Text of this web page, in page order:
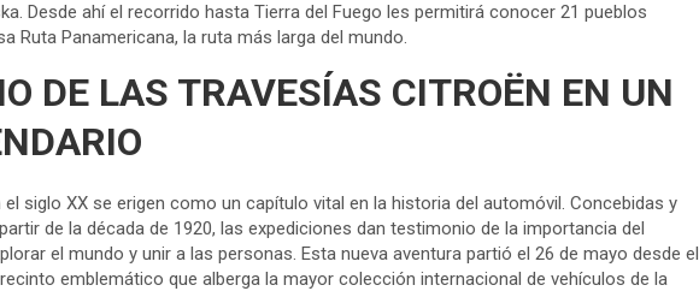
Desde ahí el recorrido hasta Tierra del Fuego les permitirá conocer 21 pueblos
Ruta Panamericana, la ruta más larga del mundo.
DE LAS TRAVESÍAS CITROËN EN UN
siglo XX se erigen como un capítulo vital en la historia del automóvil. Concebidas y
de la década de 1920, las expediciones dan testimonio de la importancia del
el mundo y unir a las personas. Esta nueva aventura partió el 26 de mayo desde el
recinto emblemático que alberga la mayor colección internacional de vehículos de la